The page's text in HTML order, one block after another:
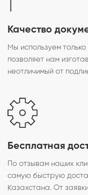
Качество
Мы используем
позволяет нам
неотличимый от
Бесплатная
По отзывам наших
самую быструю
Казахстана. От